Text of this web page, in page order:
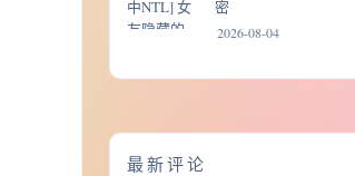
密
2026-08-04
最新评论